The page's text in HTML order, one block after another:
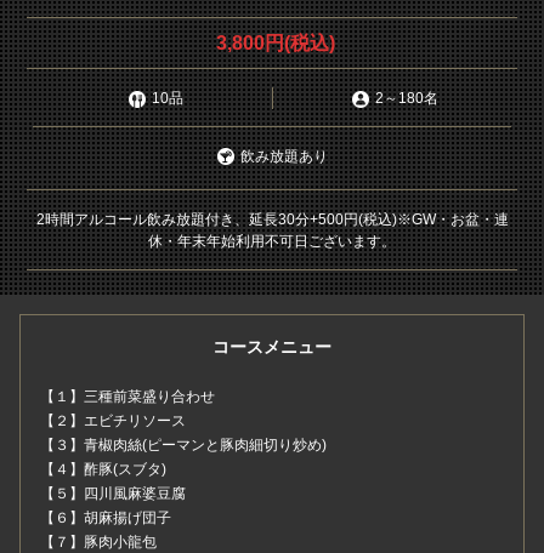
3,800円(税込)
10品 2～180名
飲み放題あり
2時間アルコール飲み放題付き、延長30分+500円(税込)※GW・お盆・連
休・年末年始利用不可日ございます。
コースメニュー
【１】三種前菜盛り合わせ
【２】エビチリソース
【３】青椒肉絲(ピーマンと豚肉細切り炒め)
【４】酢豚(スブタ)
【５】四川風麻婆豆腐
【６】胡麻揚げ団子
【７】豚肉小龍包